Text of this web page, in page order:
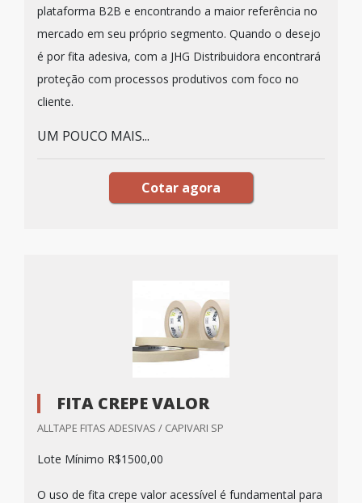
plataforma B2B e encontrando a maior referência no
mercado em seu próprio segmento. Quando o desejo
é por fita adesiva, com a JHG Distribuidora encontrará
proteção com processos produtivos com foco no
cliente.
UM POUCO MAIS...
Cotar agora
FITA CREPE VALOR
ALLTAPE FITAS ADESIVAS / CAPIVARI SP
Lote Mínimo R$1500,00
O uso de fita crepe valor acessível é fundamental para